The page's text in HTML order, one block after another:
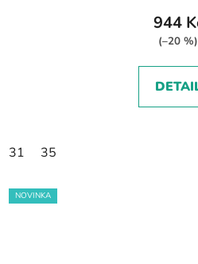
944
(–20 %)
31 35
NOVINKA